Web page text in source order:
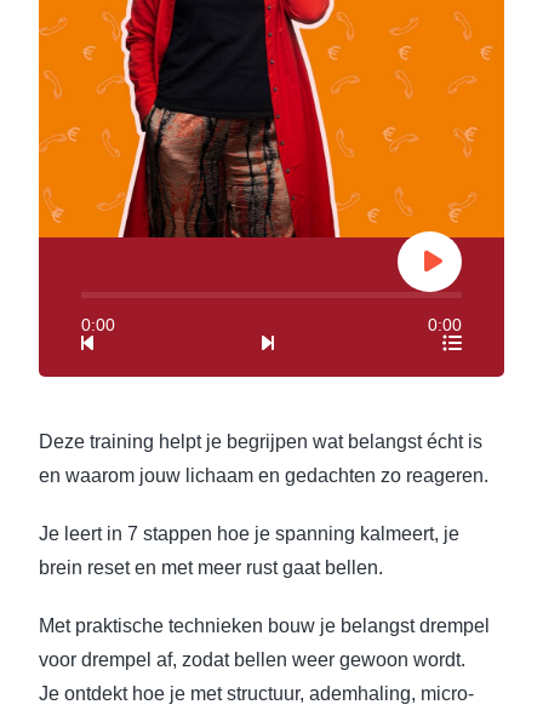
0:00 0:00
Deze training helpt je begrijpen wat belangst écht is
en waarom jouw lichaam en gedachten zo reageren.
Je leert in 7 stappen hoe je spanning kalmeert, je
brein reset en met meer rust gaat bellen.
Met praktische technieken bouw je belangst drempel
voor drempel af, zodat bellen weer gewoon wordt.
Je ontdekt hoe je met structuur, ademhaling, micro-